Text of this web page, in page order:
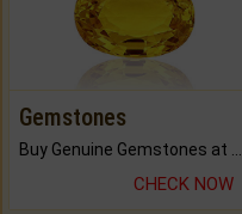
Gemstones
Buy Genuine Gemstones at Best Prices.
CHECK NOW